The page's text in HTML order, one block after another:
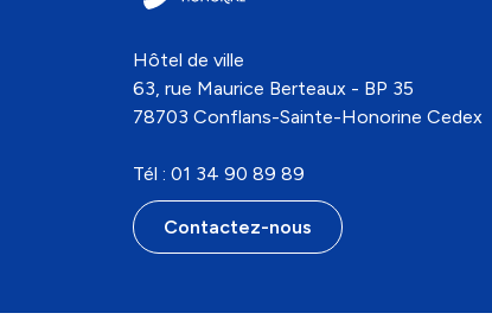
Hôtel de ville
63, rue Maurice Berteaux - BP 35
78703 Conflans-Sainte-Honorine Cedex
Tél : 01 34 90 89 89
Contactez-nous